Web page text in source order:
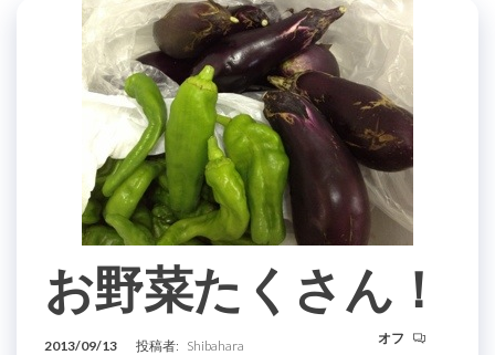
お野菜たくさん！
2013/09/13 投稿者: Shibahara オフ